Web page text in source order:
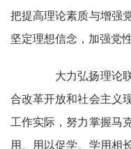
把提高理论素质与增强
坚定理想信念，加强党
大力弘扬理论联
合改革开放和社会主义
工作实际，努力掌握马
用、用以促学、学用相